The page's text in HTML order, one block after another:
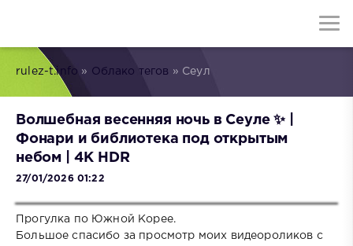
rulez-t.info » Облако тегов » Сеул
Волшебная весенняя ночь в Сеуле ✨ |
Фонари и библиотека под открытым
небом | 4K HDR
27/01/2026 01:22
Прогулка по Южной Корее.
Большое спасибо за просмотр моих видеороликов с